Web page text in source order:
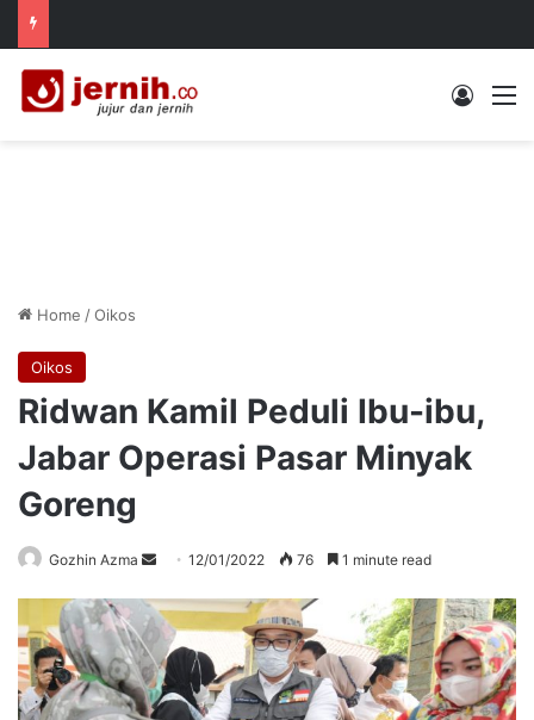
Log In
Home /Oikos
Oikos
Ridwan Kamil Peduli Ibu-ibu,
Jabar Operasi Pasar Minyak
Goreng
Gozhin Azma
Send
email
12/01/2022 76 1 minute read